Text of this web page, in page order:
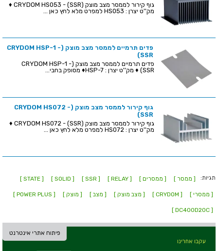
גוף קירור לממסר מצב מוצק (CRYDOM HS053 - (SSR ♦
מק''ט יצרן : HS053 למפרט מלא לחץ כאן ...
פדים תרמיים לממסר מצב מוצק (CRYDOM HSP-1 -
(SSR
פדים תרמיים לממסר מצב מוצק (CRYDOM HSP-1 -
(SSR ♦ מק''ט יצרן : HSP-7♦ מסופק בחבי...
גוף קירור לממסר מצב מוצק (CRYDOM HS072 -
(SSR
גוף קירור לממסר מצב מוצק (CRYDOM HS072 - (SSR ♦
מק''ט יצרן : HS072 למפרט מלא לחץ כאן ...
תגיות: [ ממסר ] [ ממסרים ] [ RELAY ]
[ SSR ]
[ SOLID ]
[ STATE ]
[ ממסרי ] [ CRYDOM ] [ מצב מוצק ] [ מצב ] [ מוצק ] [ POWER PLUS ]
[ DC400D20C ]
פיתוח אתרי אינטרנט
עקבו אחרינו